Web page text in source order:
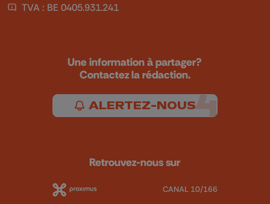
TVA : BE 0405.931.241
Une information à partager?
Contactez la rédaction.
ALERTEZ-NOUS
Retrouvez-nous sur
CANAL 10/166